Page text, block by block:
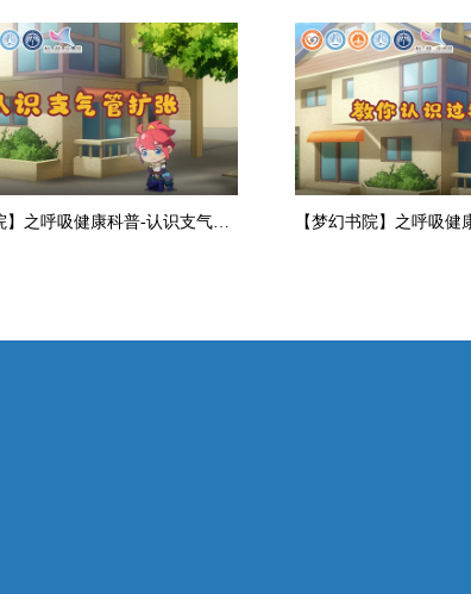
【梦幻书院】之呼吸健康科普-认识支气管扩张